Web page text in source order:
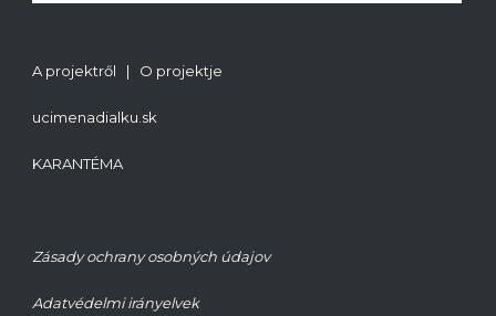
A projektről | O projektje
ucimenadialku.sk
KARANTÉMA
Zásady ochrany osobných údajov
Adatvédelmi irányelvek